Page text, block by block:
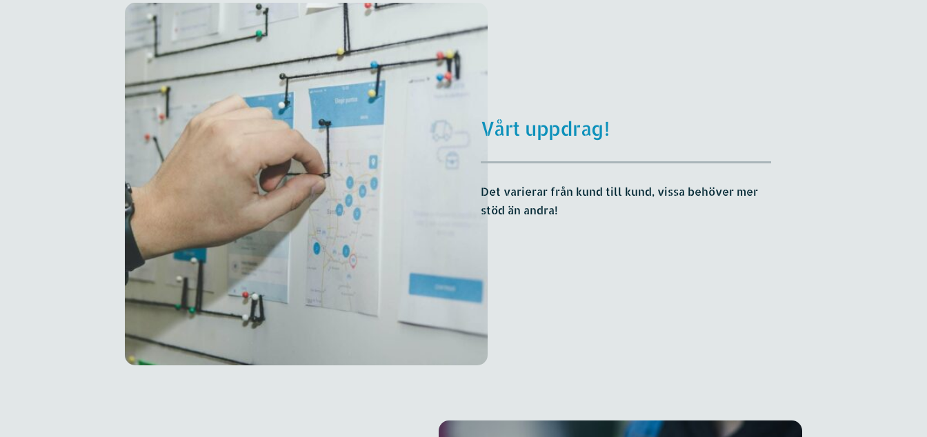
Vårt uppdrag!
Det varierar från kund till kund, vissa behöver mer
stöd än andra!